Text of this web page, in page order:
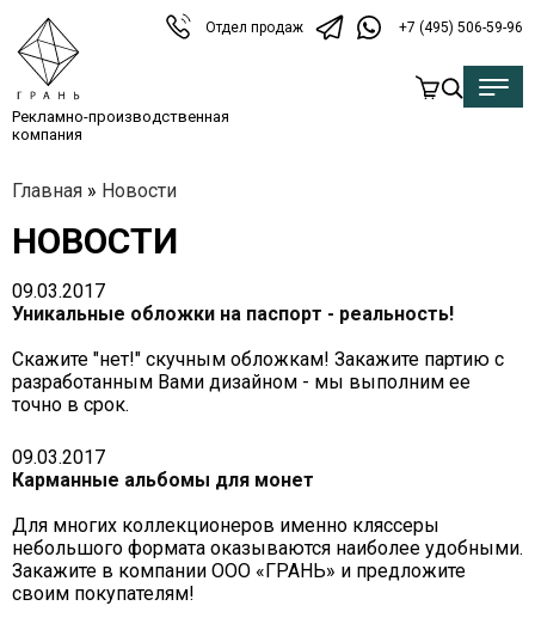
Отдел продаж +7 (495) 506-59-96
Рекламно-производственная
компания
Главная » Новости
НОВОСТИ
09.03.2017
Уникальные обложки на паспорт - реальность!
Скажите "нет!" скучным обложкам! Закажите партию с
разработанным Вами дизайном - мы выполним ее
точно в срок.
09.03.2017
Карманные альбомы для монет
Для многих коллекционеров именно кляссеры
небольшого формата оказываются наиболее удобными.
Закажите в компании ООО «ГРАНЬ» и предложите
своим покупателям!